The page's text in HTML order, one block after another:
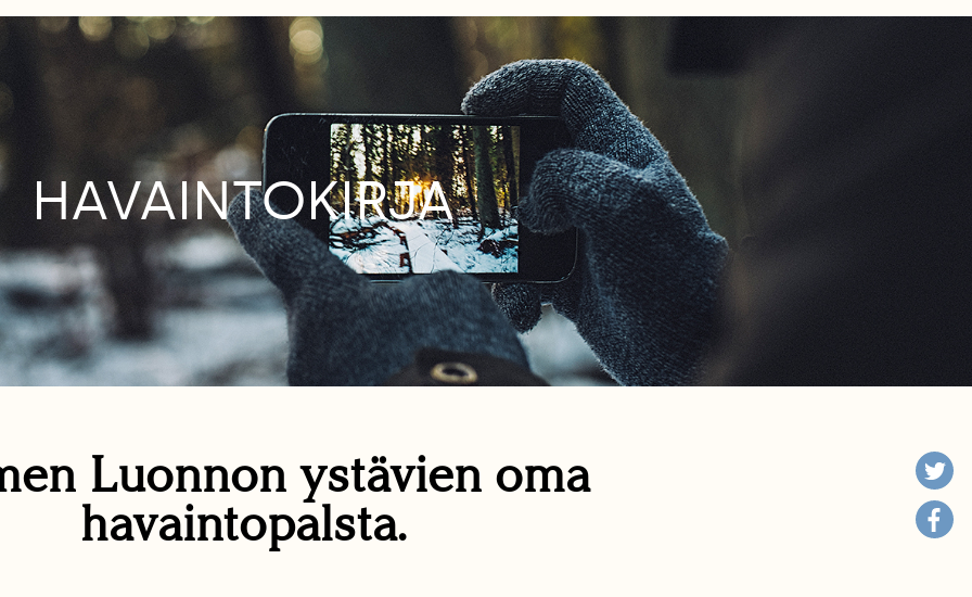
HAVAINTOKIRJA
Luonnon ystävien oma
havaintopalsta.